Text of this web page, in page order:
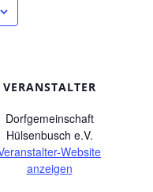
VERANSTALTER
Dorfgemeinschaft
Hülsenbusch e.V.
Website
anzeigen